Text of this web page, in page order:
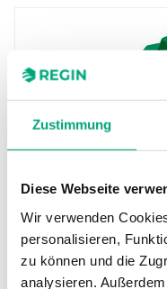
Zustimmung
Diese Webseite
Wir verwenden
personalisieren,
zu können und die
analysieren.
REGIN
RVAZ4L1-24A
Die
sich einfach
anschauliche